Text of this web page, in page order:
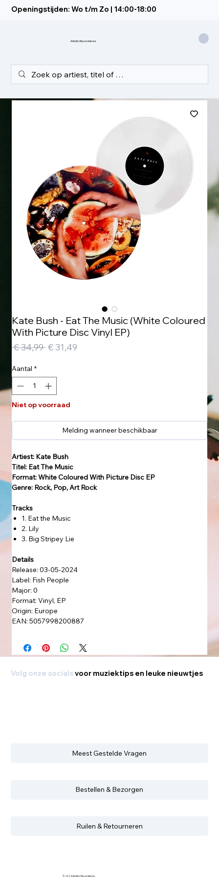
Openingstijden: Wo t/m Zo | 14:00-18:00
Artistic Recordstore
Kate Bush - Eat The Music (White Coloured
With Picture Disc Vinyl EP)
€ 34,99 Normale
€ 31,49
Aantal *
Niet op voorraad
Melding wanneer beschikbaar
Artiest: Kate Bush
Titel: Eat The Music
Format: White Coloured With Picture Disc EP
Genre: Rock, Pop, Art Rock
Tracks
1. Eat the Music
2. Lily
3. Big Stripey Lie
Details
Release: 03-05-2024
Label: Fish People
Major: 0
Format: Vinyl, EP
Origin: Europe
EAN: 5057998200887
Volg onze socialsvoor muziektips en leuke nieuwtjes
Meest Gestelde Vragen
Bestellen & Bezorgen
Ruilen & Retourneren
© 2024 Artistic Recordstore